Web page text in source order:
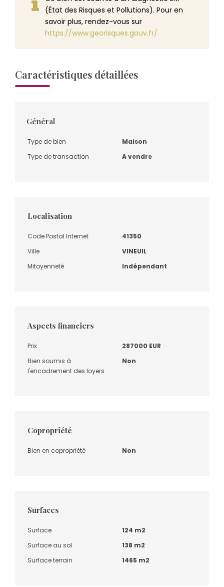
(État des Risques et Pollutions). Pour en
savoir plus, rendez-vous sur
https://www.georisques.gouv.fr/
Caractéristiques détaillées
Général
Type de bien
Maison
Type de transaction
A vendre
Localisation
Code Postal Internet
41350
Ville
VINEUIL
Mitoyenneté
Indépendant
Aspects financiers
Prix
287000 EUR
Bien soumis à
l'encadrement des loyers
Non
Copropriété
Bien en copropriété Non
Surfaces
Surface
124 m2
Surface au sol
138 m2
Surface terrain
1465 m2